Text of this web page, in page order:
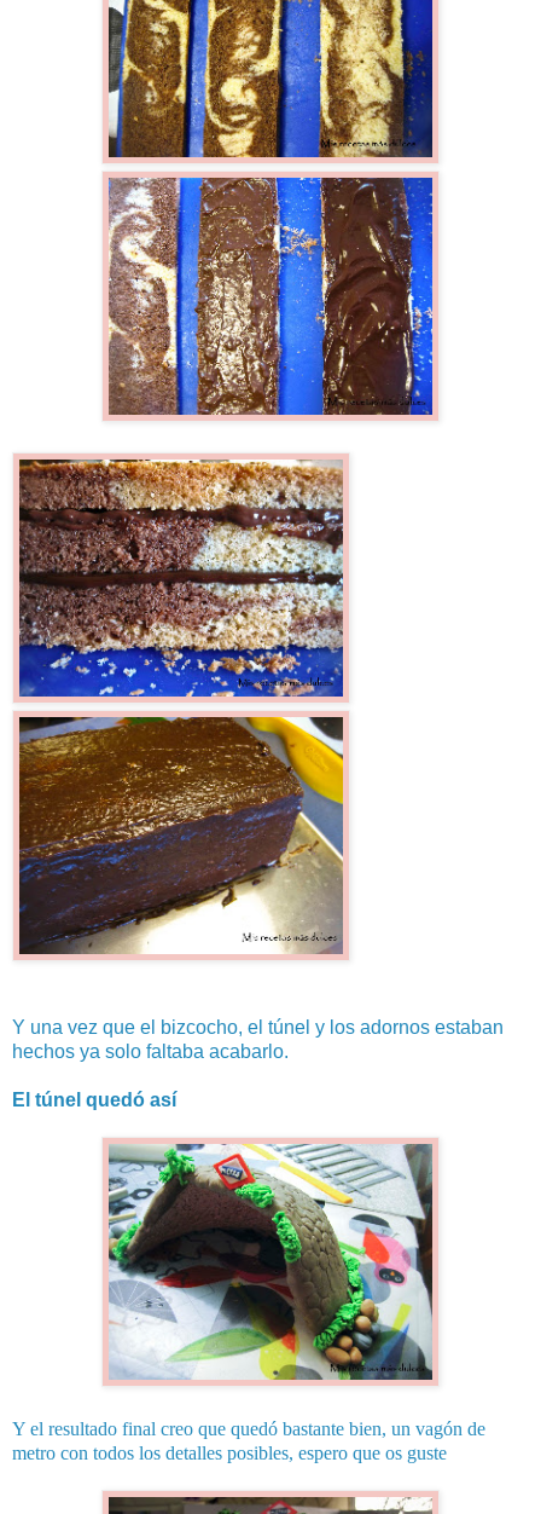
Y una vez que el bizcocho, el túnel y los adornos estaban
hechos ya solo faltaba acabarlo.
El túnel quedó así
Y el resultado final creo que quedó bastante bien, un vagón de
metro con todos los detalles posibles, espero que os guste